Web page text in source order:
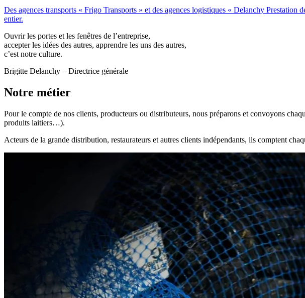
Des agences transports « Frigo Transports » et des agences logistiques « Delanchy
entier.
Ouvrir les portes et les fenêtres de l’entreprise,
accepter les idées des autres, apprendre les uns des autres,
c’est notre culture.
Brigitte Delanchy – Directrice générale
Notre métier
Pour le compte de nos clients, producteurs ou distributeurs, nous préparons et convoyons
produits laitiers…).
Acteurs de la grande distribution, restaurateurs et autres clients indépendants, ils comptent